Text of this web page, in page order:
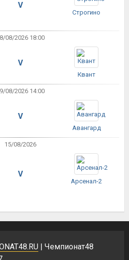
V
Строгино
08/2026 18:00
V
Квант
08/2026 14:00
V
Авангард
15/08/2026
V
Арсенал-2
| Чемпионат48